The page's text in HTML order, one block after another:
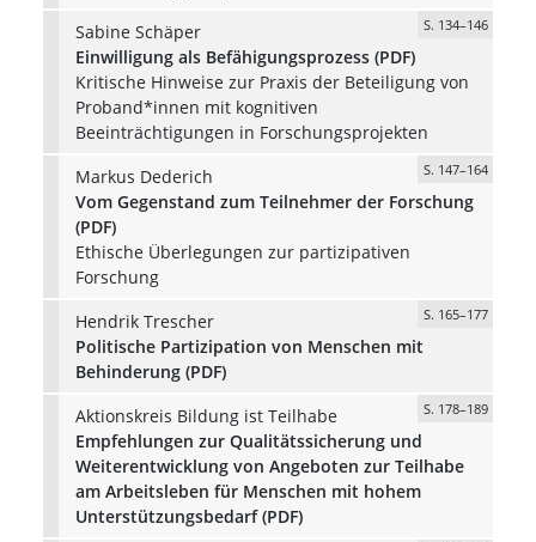
Sabine Schäper
S. 134–146
Einwilligung als Befähigungsprozess (PDF)
Kritische Hinweise zur Praxis der Beteiligung von
Proband*innen mit kognitiven
Beeinträchtigungen in Forschungsprojekten
Markus Dederich
S. 147–164
Vom Gegenstand zum Teilnehmer der Forschung
(PDF)
Ethische Überlegungen zur partizipativen
Forschung
Hendrik Trescher
S. 165–177
Politische Partizipation von Menschen mit
Behinderung (PDF)
Aktionskreis Bildung ist Teilhabe
S. 178–189
Empfehlungen zur Qualitätssicherung und
Weiterentwicklung von Angeboten zur Teilhabe
am Arbeitsleben für Menschen mit hohem
Unterstützungsbedarf (PDF)